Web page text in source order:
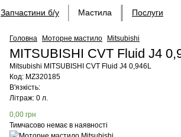
Запчастини б/у Мастила Послуги
Головна Моторне мастило Mitsubishi
MITSUBISHI CVT Fluid J4
Mitsubishi MITSUBISHI CVT Fluid J4 0,946L
Код: MZ320185
В'язкість:
Літраж: 0 л.
0,00 грн
Тимчасово немає в наявності